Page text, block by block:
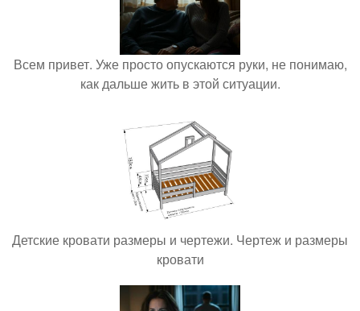
Всем привет. Уже просто опускаются руки, не понимаю,
как дальше жить в этой ситуации.
Детские кровати размеры и чертежи. Чертеж и размеры
кровати